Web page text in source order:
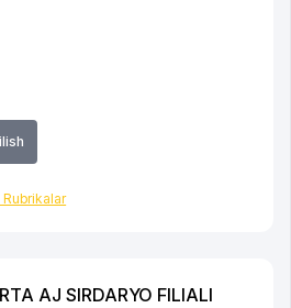
AJ SIRDARYO FILIALI